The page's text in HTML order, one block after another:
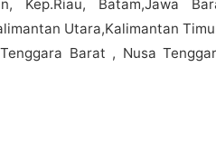
Kep.Riau, Batam,Jawa
Utara,Kalimantan
Barat , Nusa